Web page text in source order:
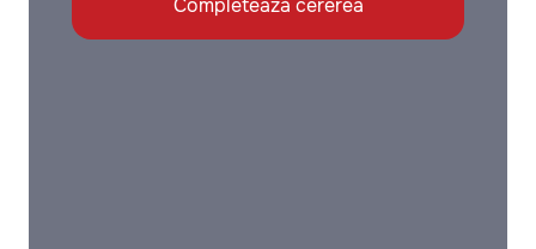
Completează cererea